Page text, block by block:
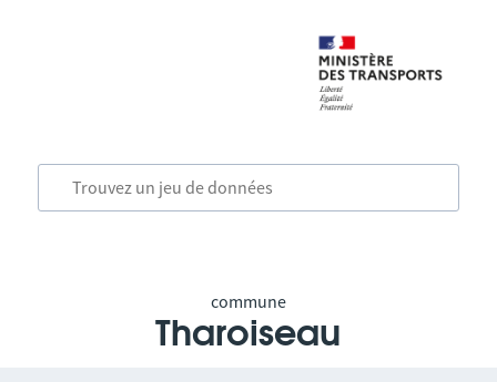
commune
Tharoiseau